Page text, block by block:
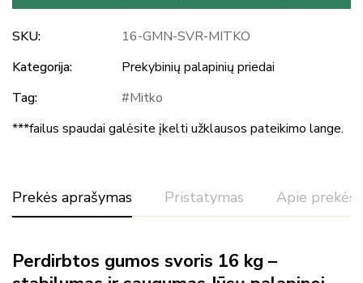
SKU:
16-GMN-SVR-MITKO
Kategorija:
Prekybinių palapinių priedai
Tag:
Mitko
***failus spaudai galėsite įkelti užklausos pateikimo lange.
Prekės aprašymas Pristatymas Apie prekės
Perdirbtos gumos svoris 16 kg –